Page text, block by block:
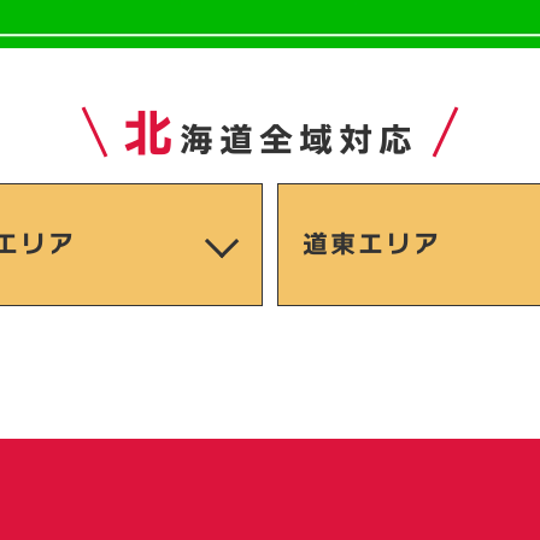
北 海道全域対応
リア 道東エリア